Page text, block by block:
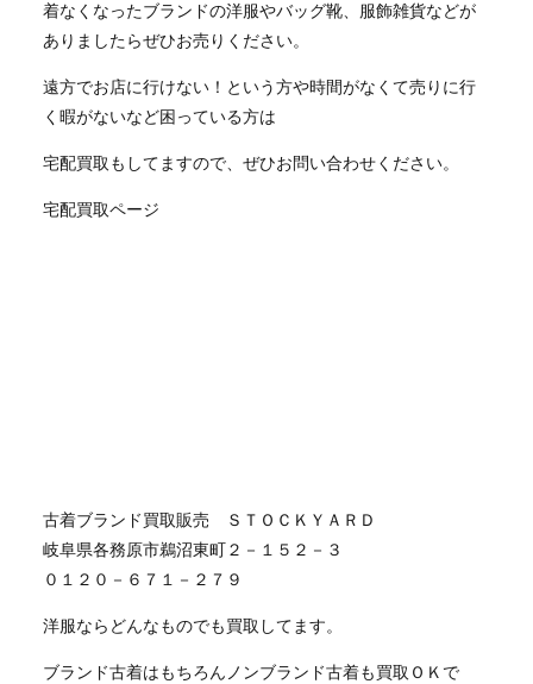
着なくなったブランドの洋服やバッグ靴、服飾雑貨などが
ありましたらぜひお売りください。
遠方でお店に行けない！という方や時間がなくて売りに行
く暇がないなど困っている方は
宅配買取もしてますので、ぜひお問い合わせください。
宅配買取ページ
古着ブランド買取販売 ＳＴＯＣＫＹＡＲＤ
岐阜県各務原市鵜沼東町２－１５２－３
０１２０－６７１－２７９
洋服ならどんなものでも買取してます。
ブランド古着はもちろんノンブランド古着も買取ＯＫで